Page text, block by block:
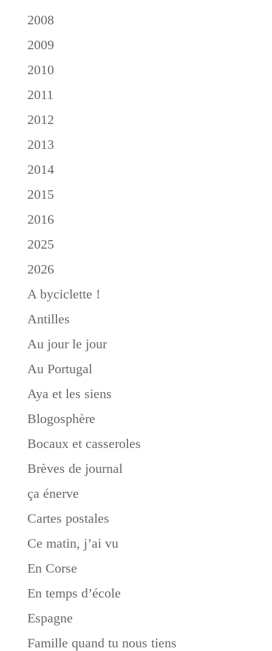
2008
2009
2010
2011
2012
2013
2014
2015
2016
2025
2026
A byciclette !
Antilles
Au jour le jour
Au Portugal
Aya et les siens
Blogosphère
Bocaux et casseroles
Brèves de journal
ça énerve
Cartes postales
Ce matin, j’ai vu
En Corse
En temps d’école
Espagne
Famille quand tu nous tiens